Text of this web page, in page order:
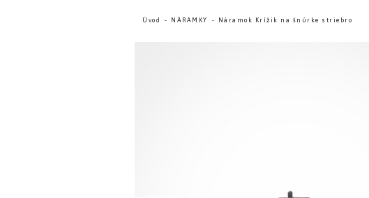
Úvod NÁRAMKY Náramok Krížik na šnúrke striebro